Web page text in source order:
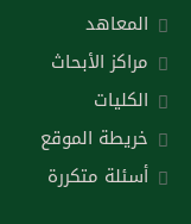
المعاهد
مراكز الأبحاث
الكليات
خريطة الموقع
أسئلة متكررة